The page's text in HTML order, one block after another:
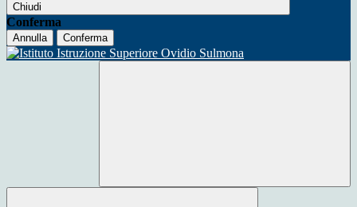
Chiudi
Conferma
Annulla Conferma